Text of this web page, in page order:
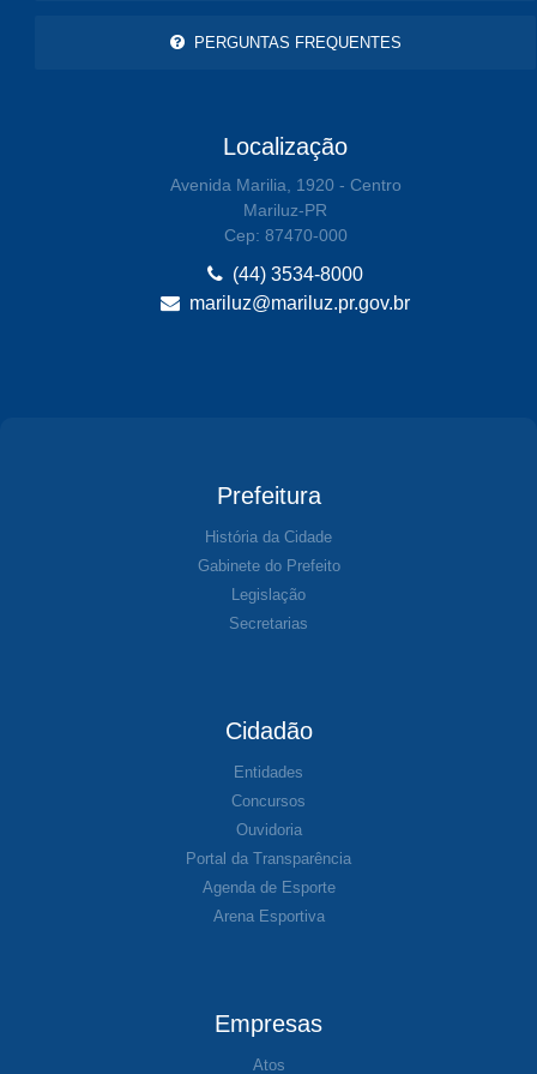
PERGUNTAS FREQUENTES
Localização
Avenida Marilia, 1920 - Centro
Mariluz-PR
Cep: 87470-000
(44) 3534-8000
mariluz@mariluz.pr.gov.br
Prefeitura
História da Cidade
Gabinete do Prefeito
Legislação
Secretarias
Cidadão
Entidades
Concursos
Ouvidoria
Portal da Transparência
Agenda de Esporte
Arena Esportiva
Empresas
Atos